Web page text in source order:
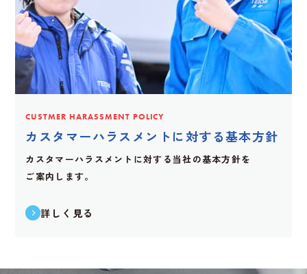
CUSTMER HARASSMENT POLICY
カスタマーハラスメントに対する基本方針
カスタマーハラスメントに対する当社の基本方針を
ご案内します。
詳しく見る